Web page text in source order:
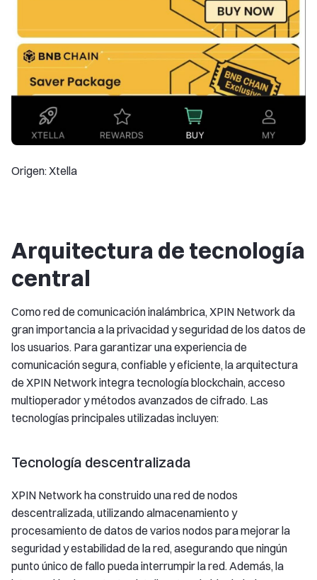
Origen: Xtella
Arquitectura de tecnología
central
Como red de comunicación inalámbrica, XPIN Network da
gran importancia a la privacidad y seguridad de los datos de
los usuarios. Para garantizar una experiencia de
comunicación segura, confiable y eficiente, la arquitectura
de XPIN Network integra tecnología blockchain, acceso
multioperador y métodos avanzados de cifrado. Las
tecnologías principales utilizadas incluyen:
Tecnología descentralizada
XPIN Network ha construido una red de nodos
descentralizada, utilizando almacenamiento y
procesamiento de datos de varios nodos para mejorar la
seguridad y estabilidad de la red, asegurando que ningún
punto único de fallo pueda interrumpir la red. Además, la